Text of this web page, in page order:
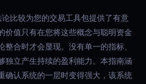
论比较为您的交易工具包提供了有意
价值只有在您将这些概念与聪明资金
整合时才会显现。没有单一的指标、
独立产生持续的盈利能力。本指南涵
确认系统的一层时变得强大，该系统